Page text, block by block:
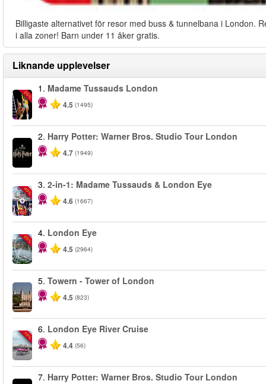
Billigaste alternativet för resor med buss & tunnelbana i London.
i alla zoner! Barn under 11 åker gratis.
Liknande upplevelser
-25%
1. Madame Tussauds London
4.5 (1495)
2. Harry Potter: Warner Bros. Studio Tour London
4.7 (1949)
-40%
3. 2-in-1: Madame Tussauds & London Eye
4.6 (1667)
-25%
4. London Eye
4.5 (2964)
5. Towern - Tower of London
4.5 (823)
-10%
6. London Eye River Cruise
4.4 (56)
7. Harry Potter: Warner Bros. Studio Tour London